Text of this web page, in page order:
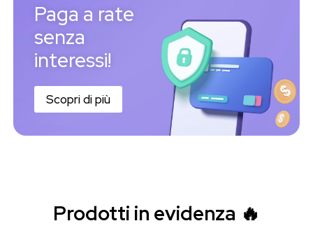
Paga a rate
senza
interessi!
Scopri di più
Prodotti in evidenza 🔥